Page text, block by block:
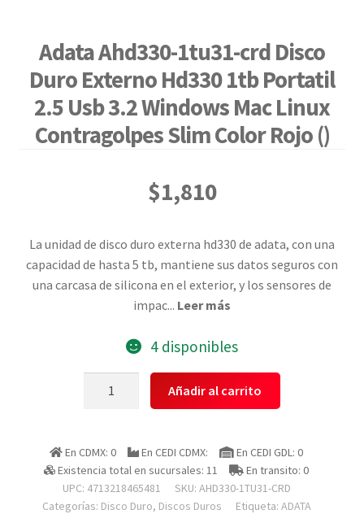
Adata Ahd330-1tu31-crd Disco
Duro Externo Hd330 1tb Portatil
2.5 Usb 3.2 Windows Mac Linux
Contragolpes Slim Color Rojo ()
$1,810
La unidad de disco duro externa hd330 de adata, con una
capacidad de hasta 5 tb, mantiene sus datos seguros con
una carcasa de silicona en el exterior, y los sensores de
impac... Leer más
4 disponibles
Disco
Duro
Externo
Añadir al carrito
En CDMX: 0 En CEDI CDMX:
En CEDI GDL: 0
Existencia total en sucursales: 11
En transito: 0
UPC: 4713218465481
SKU: AHD330-1TU31-CRD
Categorías: Disco Duro, Discos Duros Etiqueta: ADATA